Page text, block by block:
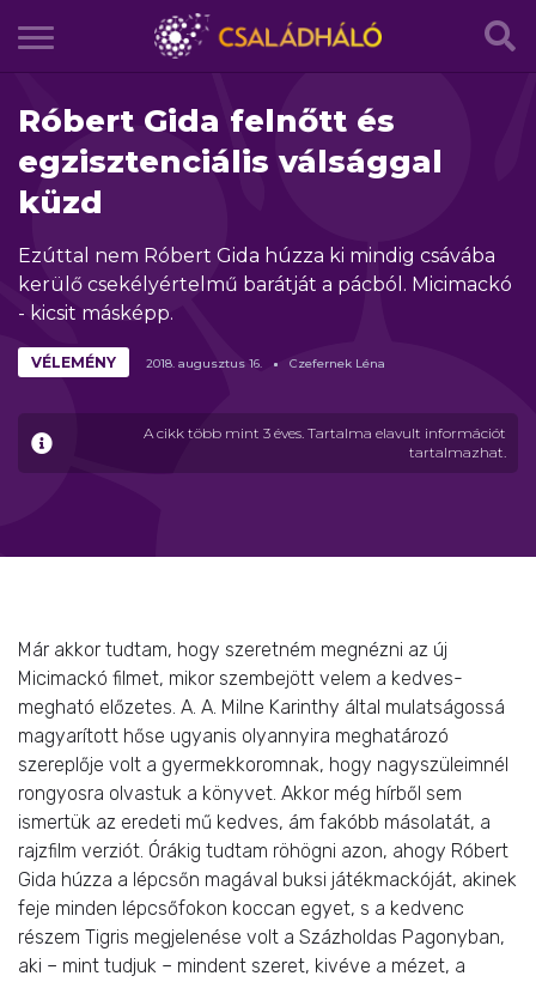
Róbert Gida felnőtt és
egzisztenciális válsággal
küzd
Ezúttal nem Róbert Gida húzza ki mindig csávába
kerülő csekélyértelmű barátját a pácból. Micimackó
- kicsit másképp.
A cikk több mint 3 éves. Tartalma elavult információt
tartalmazhat.
VÉLEMÉNY 2018. augusztus 16. Czefernek Léna
Már akkor tudtam, hogy szeretném megnézni az új
Micimackó filmet, mikor szembejött velem a kedves-
megható előzetes. A. A. Milne Karinthy által mulatságossá
magyarított hőse ugyanis olyannyira meghatározó
szereplője volt a gyermekkoromnak, hogy nagyszüleimnél
rongyosra olvastuk a könyvet. Akkor még hírből sem
ismertük az eredeti mű kedves, ám fakóbb másolatát, a
rajzfilm verziót. Órákig tudtam röhögni azon, ahogy Róbert
Gida húzza a lépcsőn magával buksi játékmackóját, akinek
feje minden lépcsőfokon koccan egyet, s a kedvenc
részem Tigris megjelenése volt a Százholdas Pagonyban,
aki – mint tudjuk – mindent szeret, kivéve a mézet, a